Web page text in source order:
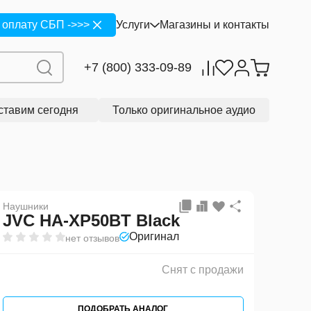
СБП ->>> Услуги Магазины и контакты
+7 (800) 333-09-89
сегодня Только оригинальное аудио
Наушники
JVC HA-XP50BT Black
нет отзывов Оригинал
Снят с продажи
ПОДОБРАТЬ АНАЛОГ
продажи ПОДОБРАТЬ АНАЛОГ